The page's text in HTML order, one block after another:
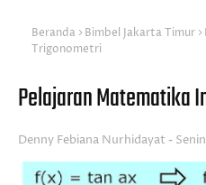
Beranda Bimbel Jakarta Timur
Trigonometri
Pelajaran Matematika
Denny Febiana Nurhidayat